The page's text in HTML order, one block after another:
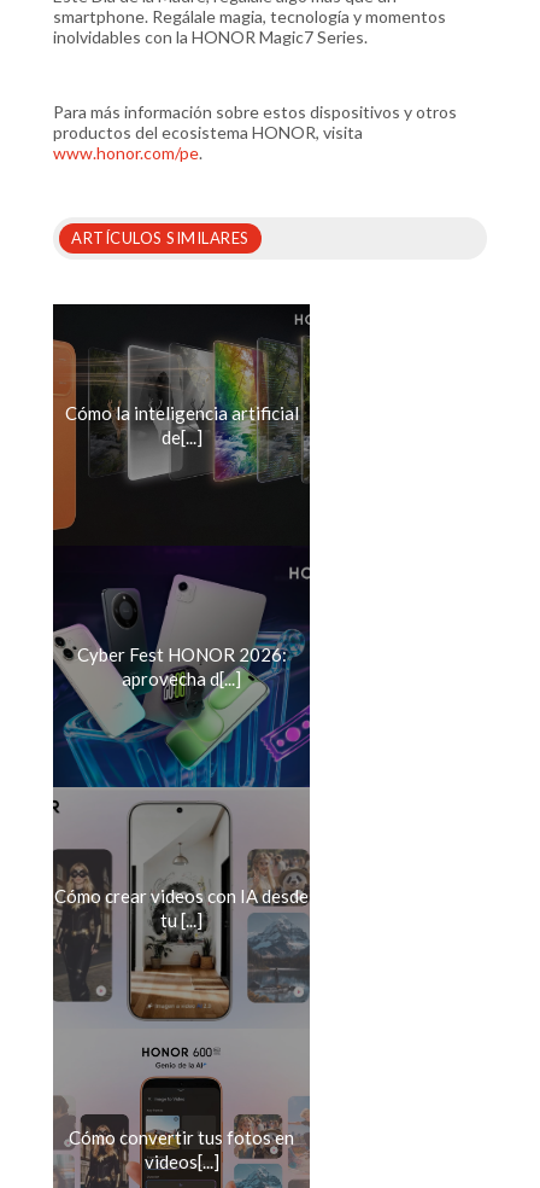
smartphone. Regálale magia, tecnología y momentos
inolvidables con la HONOR Magic7 Series.
Para más información sobre estos dispositivos y otros
productos del ecosistema HONOR, visita
www.honor.com/pe.
ARTÍCULOS SIMILARES
Cómo la inteligencia artificial
de[...]
Cyber Fest HONOR 2026:
aprovecha d[...]
Cómo crear videos con IA desde
tu [...]
Cómo convertir tus fotos en
videos[...]